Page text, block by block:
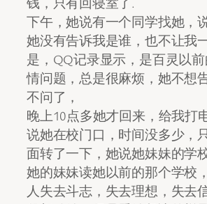
下午，她说有一个同学找她，
她没有告诉我是谁，也不让我
是，QQ记录显示，是百灵以
情问题，总是很麻烦，她不想
不问了，
晚上10点多她才回来，给我打
说她在校门口，时间没多少，
面转了一下，她说她妹妹的学
她的妹妹读她以前的那个学校
人失去斗志，失去理想，失去